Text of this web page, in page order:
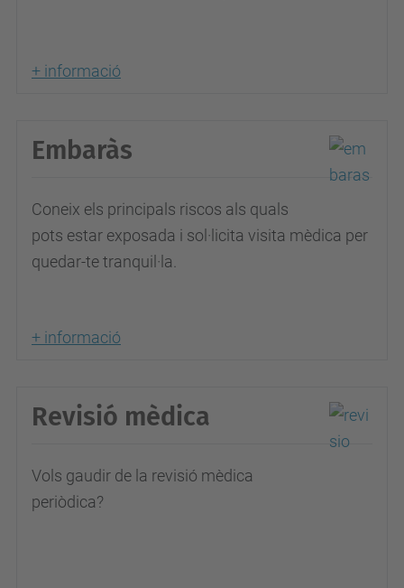
+ informació
Embaràs
Coneix els principals riscos als quals
pots estar exposada i sol·licita visita mèdica per
quedar-te tranquil·la.
+ informació
Revisió mèdica
Vols gaudir de la revisió mèdica
periòdica?